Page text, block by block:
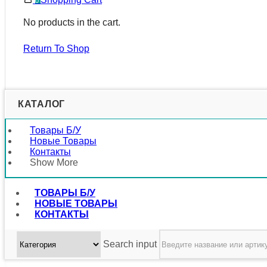
No products in the cart.
Return To Shop
КАТАЛОГ
Товары Б/у
Новые Товары
Контакты
Show More
ТОВАРЫ Б/У
НОВЫЕ ТОВАРЫ
КОНТАКТЫ
Search input